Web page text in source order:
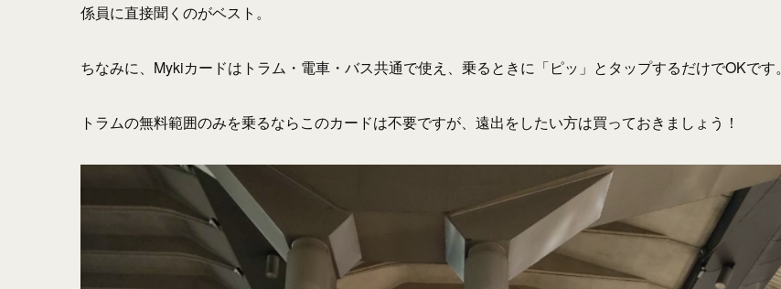
係員に直接聞くのがベスト。
ちなみに、Mykiカードはトラム・電車・バス共通で使え、乗るときに「ピッ」とタップするだけでOKです。
トラムの無料範囲のみを乗るならこのカードは不要ですが、遠出をしたい方は買っておきましょう！